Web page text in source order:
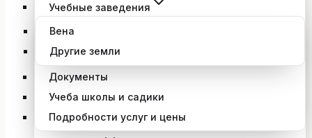
Учебные заведения
Вена
Другие земли
Документы
Учеба школы и садики
Подробности услуг и цены